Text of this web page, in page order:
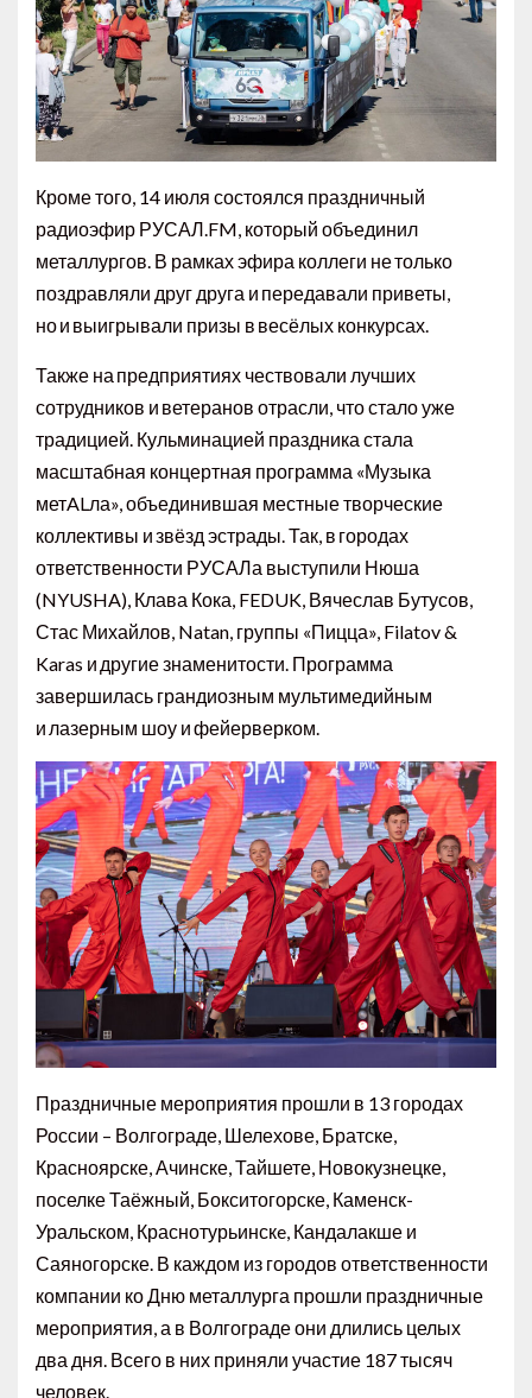
Кроме того, 14 июля состоялся праздничный
радиоэфир РУСАЛ.FM, который объединил
металлургов. В рамках эфира коллеги не только
поздравляли друг друга и передавали приветы,
но и выигрывали призы в весёлых конкурсах.
Также на предприятиях чествовали лучших
сотрудников и ветеранов отрасли, что стало уже
традицией. Кульминацией праздника стала
масштабная концертная программа «Музыка
метALла», объединившая местные творческие
коллективы и звёзд эстрады. Так, в городах
ответственности РУСАЛа выступили Нюша
(NYUSHA), Клава Кока, FEDUK, Вячеслав Бутусов,
Стас Михайлов, Natan, группы «Пицца», Filatov &
Karas и другие знаменитости. Программа
завершилась грандиозным мультимедийным
и лазерным шоу и фейерверком.
Праздничные мероприятия прошли в 13 городах
России – Волгограде, Шелехове, Братске,
Красноярске, Ачинске, Тайшете, Новокузнецке,
поселке Таёжный, Бокситогорске, Каменск-
Уральском, Краснотурьинскe, Кандалакше и
Саяногорске. В каждом из городов ответственности
компании ко Дню металлурга прошли праздничные
мероприятия, а в Волгограде они длились целых
два дня. Всего в них приняли участие 187 тысяч
человек.